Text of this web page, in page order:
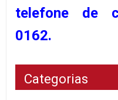
telefone de
0162.
Categorias